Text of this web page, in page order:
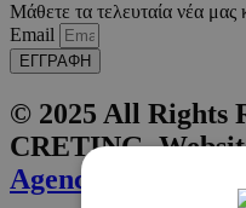
Μάθετε τα τελευταία νέα μας
Email
ΕΓΓΡΑΦΗ
© 2025 All Rights
CRETING.
Agency